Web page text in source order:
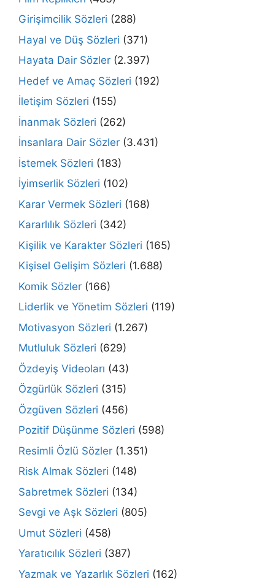
Girişimcilik Sözleri (288)
Hayal ve Düş Sözleri (371)
Hayata Dair Sözler (2.397)
Hedef ve Amaç Sözleri (192)
İletişim Sözleri (155)
İnanmak Sözleri (262)
İnsanlara Dair Sözler (3.431)
İstemek Sözleri (183)
İyimserlik Sözleri (102)
Karar Vermek Sözleri (168)
Kararlılık Sözleri (342)
Kişilik ve Karakter Sözleri (165)
Kişisel Gelişim Sözleri (1.688)
Komik Sözler (166)
Liderlik ve Yönetim Sözleri (119)
Motivasyon Sözleri (1.267)
Mutluluk Sözleri (629)
Özdeyiş Videoları (43)
Özgürlük Sözleri (315)
Özgüven Sözleri (456)
Pozitif Düşünme Sözleri (598)
Resimli Özlü Sözler (1.351)
Risk Almak Sözleri (148)
Sabretmek Sözleri (134)
Sevgi ve Aşk Sözleri (805)
Umut Sözleri (458)
Yaratıcılık Sözleri (387)
Yazmak ve Yazarlık Sözleri (162)